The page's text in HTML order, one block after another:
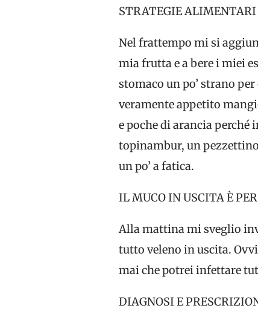
STRATEGIE
Nel frattempo mi si
mia frutta e a bere i miei
stomaco un po’ strano
veramente appetito
e poche di arancia
topinambur, un
un po’ a fatica.
IL MUCO IN USCITA È
Alla mattina mi sveglio
tutto veleno in uscita.
mai che potrei infettare
DIAGNOSI E